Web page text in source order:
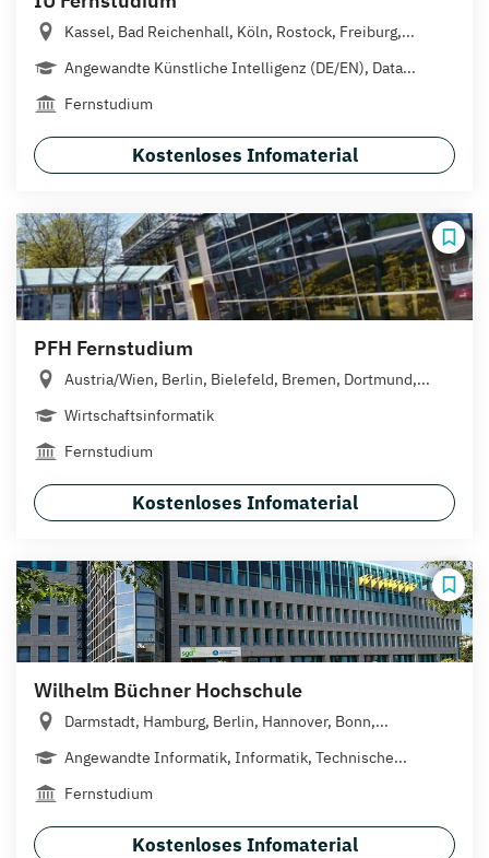
Kassel, Bad Reichenhall, Köln, Rostock, Freiburg,...
Angewandte Künstliche Intelligenz (DE/EN), Data...
Fernstudium
Kostenloses Infomaterial
PFH Fernstudium
Austria/Wien, Berlin, Bielefeld, Bremen, Dortmund,...
Wirtschaftsinformatik
Fernstudium
Kostenloses Infomaterial
Wilhelm Büchner Hochschule
Darmstadt, Hamburg, Berlin, Hannover, Bonn,...
Angewandte Informatik, Informatik, Technische...
Fernstudium
Kostenloses Infomaterial